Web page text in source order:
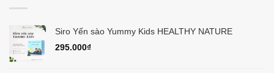
Siro Yến sào Yummy Kids HEALTHY NATURE
295.000₫